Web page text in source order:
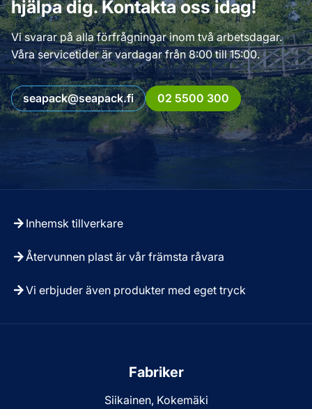
hjälpa dig. Kontakta oss idag!
Vi svarar på alla förfrågningar inom två arbetsdagar.
Våra servicetider är vardagar från 8:00 till 15:00.
seapack@seapack.fi 02 5500 300
Inhemsk tillverkare
Återvunnen plast är vår främsta råvara
Vi erbjuder även produkter med eget tryck
Fabriker
Siikainen, Kokemäki